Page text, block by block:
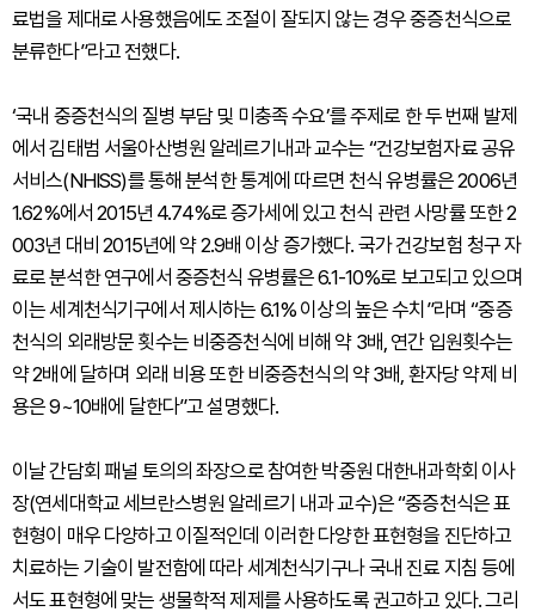
료법을 제대로 사용했음에도 조절이 잘되지 않는 경우 중증천식으로
분류한다”라고 전했다.
‘국내 중증천식의 질병 부담 및 미충족 수요’를 주제로 한 두 번째 발제
에서 김태범 서울아산병원 알레르기내과 교수는 “건강보험자료 공유
서비스(NHISS)를 통해 분석한 통계에 따르면 천식 유병률은 2006년
1.62%에서 2015년 4.74%로 증가세에 있고 천식 관련 사망률 또한 2
003년 대비 2015년에 약 2.9배 이상 증가했다. 국가 건강보험 청구 자
료로 분석한 연구에서 중증천식 유병률은 6.1-10%로 보고되고 있으며
이는 세계천식기구에서 제시하는 6.1% 이상의 높은 수치”라며 “중증
천식의 외래방문 횟수는 비중증천식에 비해 약 3배, 연간 입원횟수는
약 2배에 달하며 외래 비용 또한 비중증천식의 약 3배, 환자당 약제 비
용은 9~10배에 달한다”고 설명했다.
이날 간담회 패널 토의의 좌장으로 참여한 박중원 대한내과학회 이사
장(연세대학교 세브란스병원 알레르기 내과 교수)은 “중증천식은 표
현형이 매우 다양하고 이질적인데 이러한 다양한 표현형을 진단하고
치료하는 기술이 발전함에 따라 세계천식기구나 국내 진료 지침 등에
서도 표현형에 맞는 생물학적 제제를 사용하도록 권고하고 있다. 그리